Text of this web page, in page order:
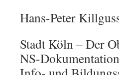
Hans-Peter
Stadt Köln – Der
NS-